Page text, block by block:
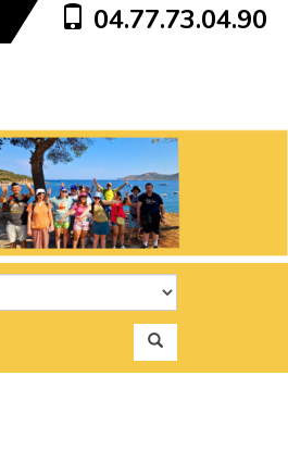
04.77.73.04.90